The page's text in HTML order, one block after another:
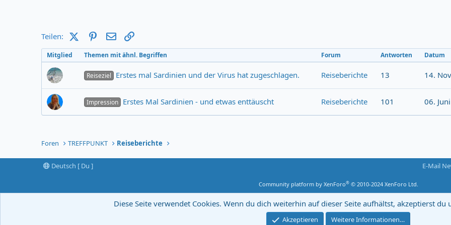
Teilen: X (Twitter)Pinterest
E-Mail
Mitglied Themen mit ähnl. Begriffen Forum Antworten Datum
Reiseziel Erstes mal Sardinien und der Virus hat zugeschlagen. Reiseberichte 13 14.
Impression Erstes Mal Sardinien - und etwas enttäuscht Reiseberichte 101 06.
Foren TREFFPUNKT Reiseberichte
Deutsch [ Du ] E-Mail
Community platform by XenForo® © 2010-2024 XenForo Ltd.
Diese Seite verwendet Cookies. Wenn du dich weiterhin auf dieser Seite aufhältst, akzeptierst du
Akzeptieren Weitere Informationen…